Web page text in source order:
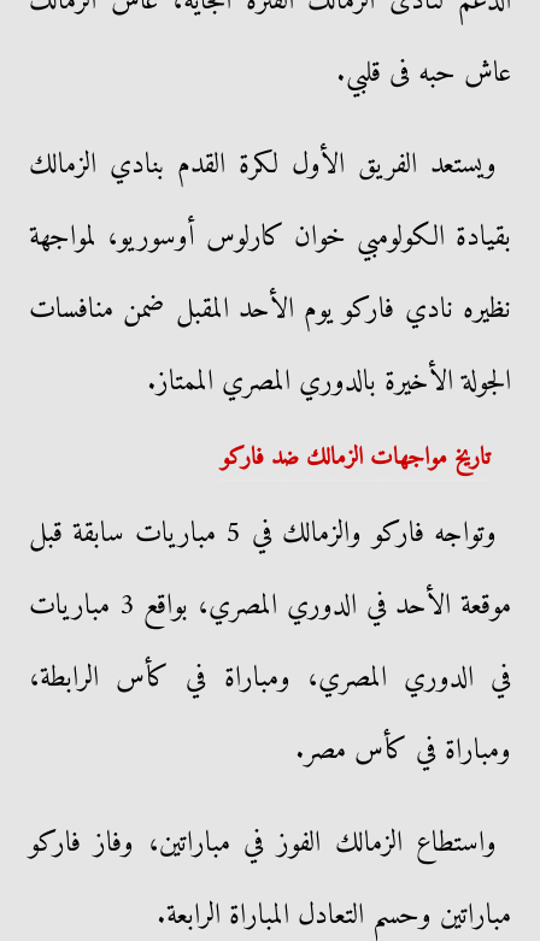
عاش حبه فى قلبي.
ويستعد الفريق الأول لكرة القدم بنادي الزمالك
بقيادة الكولومبي خوان كارلوس أوسوريو، لمواجهة
نظيره نادي فاركو يوم الأحد المقبل ضمن منافسات
الجولة الأخيرة بالدوري المصري الممتاز.
تاريخ مواجهات الزمالك ضد فاركو
وتواجه فاركو والزمالك في 5 مباريات سابقة قبل
موقعة الأحد في الدوري المصري، بواقع 3 مباريات
في الدوري المصري، ومباراة في كأس الرابطة،
ومباراة في كأس مصر.
واستطاع الزمالك الفوز في مباراتين، وفاز فاركو
مباراتين وحسم التعادل المباراة الرابعة.